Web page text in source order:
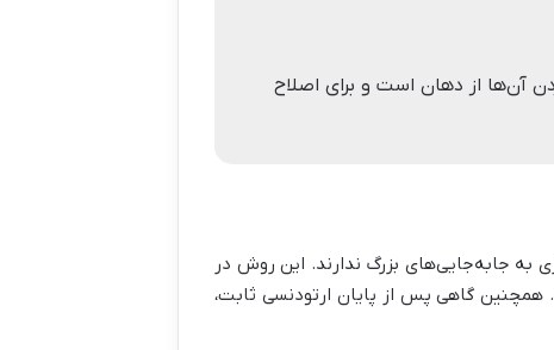
آن‌ها از دهان است و برای اصلاح
به جابه‌جایی‌های بزرگ ندارند. این روش در
همچنین گاهی پس از پایان ارتودنسی ثابت،